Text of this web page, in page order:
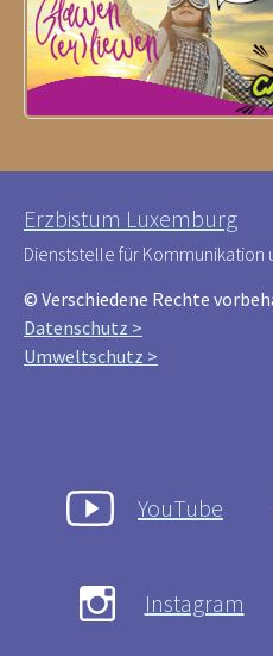
Erzbistum Luxemburg
Dienststelle für Kommunikation
© Verschiedene Rechte
Datenschutz >
Umweltschutz >
YouTube
Instagram